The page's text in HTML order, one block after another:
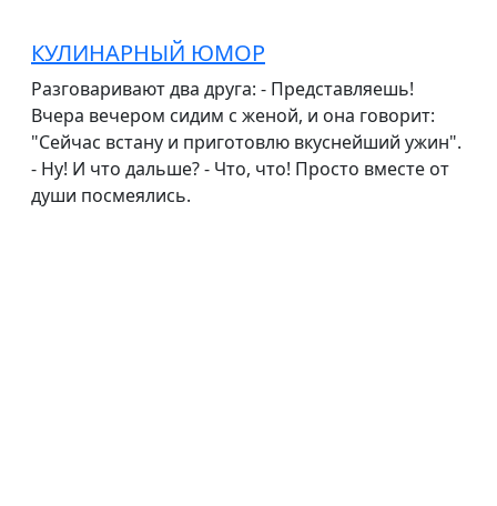
КУЛИНАРНЫЙ ЮМОР
Разговаривают два друга: - Представляешь!
Вчера вечером сидим с женой, и она говорит:
"Сейчас встану и приготовлю вкуснейший ужин".
- Ну! И что дальше? - Что, что! Просто вместе от
души посмеялись.